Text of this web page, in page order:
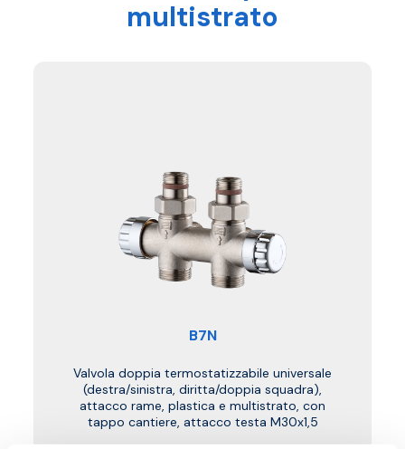
multistrato
B7N
Valvola doppia termostatizzabile universale
(destra/sinistra, diritta/doppia squadra),
attacco rame, plastica e multistrato, con
tappo cantiere, attacco testa M30x1,5